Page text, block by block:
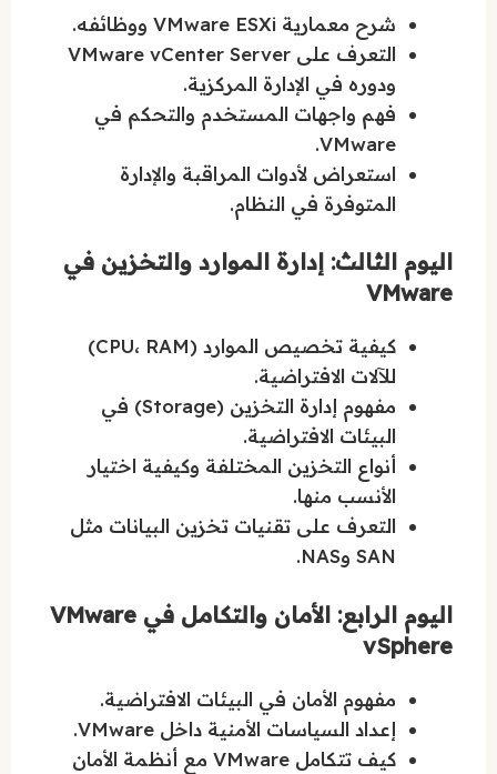
شرح معمارية VMware ESXi ووظائفه.
التعرف على VMware vCenter Server
ودوره في الإدارة المركزية.
فهم واجهات المستخدم والتحكم في
VMware.
استعراض لأدوات المراقبة والإدارة
المتوفرة في النظام.
اليوم الثالث: إدارة الموارد والتخزين في
VMware
كيفية تخصيص الموارد (CPU، RAM)
للآلات الافتراضية.
مفهوم إدارة التخزين (Storage) في
البيئات الافتراضية.
أنواع التخزين المختلفة وكيفية اختيار
الأنسب منها.
التعرف على تقنيات تخزين البيانات مثل
SAN وNAS.
اليوم الرابع: الأمان والتكامل في VMware
vSphere
مفهوم الأمان في البيئات الافتراضية.
إعداد السياسات الأمنية داخل VMware.
كيف تتكامل VMware مع أنظمة الأمان